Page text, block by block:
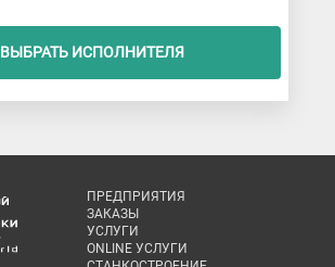
ВЫБРАТЬ ИСПОЛНИТЕЛЯ
ПРЕДПРИЯТИЯ
ЗАКАЗЫ
УСЛУГИ
ONLINE УСЛУГИ